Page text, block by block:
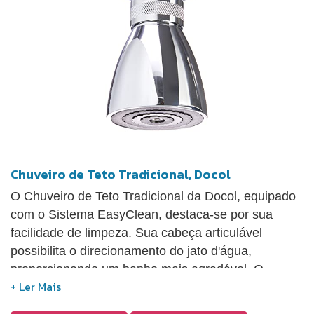
Chuveiro de Teto Tradicional, Docol
O Chuveiro de Teto Tradicional da Docol, equipado
com o Sistema EasyClean, destaca-se por sua
facilidade de limpeza. Sua cabeça articulável
possibilita o direcionamento do jato d'água,
proporcionando um banho mais agradável. O
produto opera de maneira eficaz em condições de